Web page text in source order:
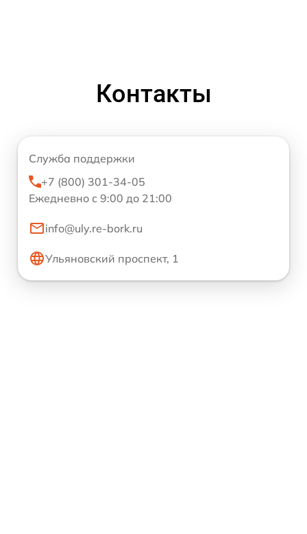
Контакты
Служба поддержки
+7 (800) 301-34-05
Ежедневно с 9:00 до 21:00
info@uly.re-bork.ru
Ульяновский проспект, 1